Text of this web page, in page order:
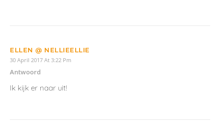
ELLEN @ NELLIEELLIE
30 April 2017 At 3:22 Pm
Antwoord
Ik kijk er naar uit!